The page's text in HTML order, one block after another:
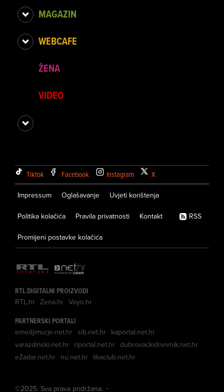
MAGAZIN
WEBCAFE
ŽENA
VIDEO
Tiktok Facebook Instagram X
Impressum Oglašavanje Uvjeti korištenja
Politika kolačića Pravila privatnosti Kontakt
Promijeni postavke kolačića
RSS
RTL DIGITALNI PROIZVODI
RTL.hr Zena.hr Voyo.hr
PARTNERSKI PORTALI
emedjimurje.net.hr sib.net.hr kaportal.net.hr
varazdinski.net.hr riportal.net.hr dubrovackidnevnik.net.hr
eZadar.net.hr nu.net.hr likaclub.net.hr
©2025. Sva prava pridržana.